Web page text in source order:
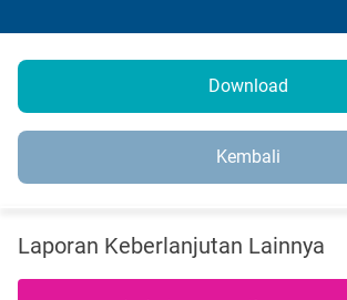
Download
Kembali
Laporan Keberlanjutan Lainnya